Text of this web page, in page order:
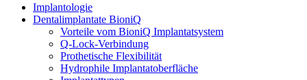
Implantologie
Dentalimplantate BioniQ
Vorteile vom BioniQ Implantatsystem
Q-Lock-Verbindung
Prothetische Flexibilität
Hydrophile Implantatoberfläche